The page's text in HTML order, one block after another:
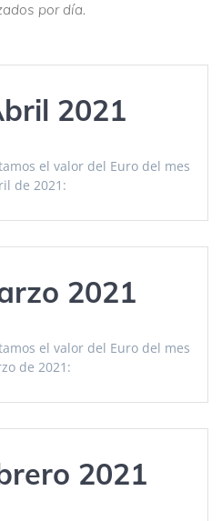
por día.
2021
el valor del Euro del mes
de 2021:
2021
el valor del Euro del mes
de 2021:
2021